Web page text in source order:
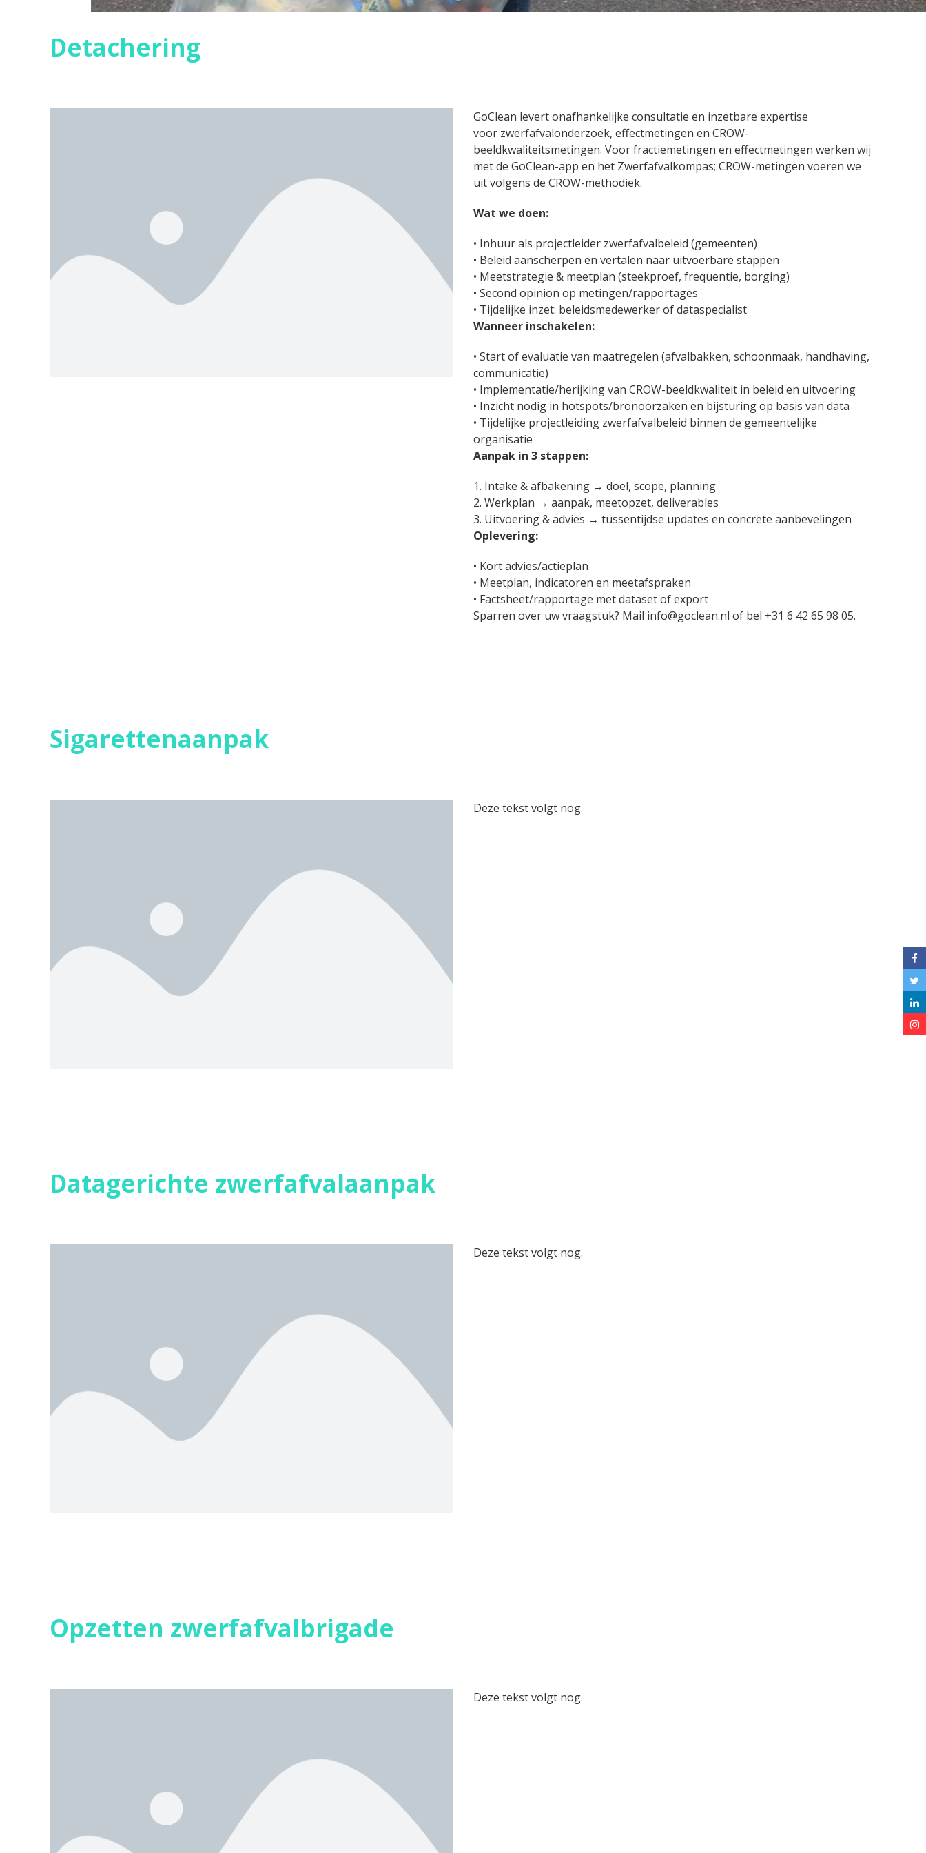
Detachering
GoClean levert onafhankelijke consultatie en inzetbare expertise
voor zwerfafvalonderzoek, effectmetingen en CROW-
beeldkwaliteitsmetingen. Voor fractiemetingen en effectmetingen werken wij
met de GoClean-app en het Zwerfafvalkompas; CROW-metingen voeren we
uit volgens de CROW-methodiek.
Wat we doen:
• Inhuur als projectleider zwerfafvalbeleid (gemeenten)
• Beleid aanscherpen en vertalen naar uitvoerbare stappen
• Meetstrategie & meetplan (steekproef, frequentie, borging)
• Second opinion op metingen/rapportages
• Tijdelijke inzet: beleidsmedewerker of dataspecialist
Wanneer inschakelen:
• Start of evaluatie van maatregelen (afvalbakken, schoonmaak, handhaving,
communicatie)
• Implementatie/herijking van CROW-beeldkwaliteit in beleid en uitvoering
• Inzicht nodig in hotspots/bronoorzaken en bijsturing op basis van data
• Tijdelijke projectleiding zwerfafvalbeleid binnen de gemeentelijke
organisatie
Aanpak in 3 stappen:
1. Intake & afbakening → doel, scope, planning
2. Werkplan → aanpak, meetopzet, deliverables
3. Uitvoering & advies → tussentijdse updates en concrete aanbevelingen
Oplevering:
• Kort advies/actieplan
• Meetplan, indicatoren en meetafspraken
• Factsheet/rapportage met dataset of export
Sparren over uw vraagstuk? Mail info@goclean.nl of bel +31 6 42 65 98 05.
Sigarettenaanpak
Deze tekst volgt nog.
Datagerichte zwerfafvalaanpak
Deze tekst volgt nog.
Opzetten zwerfafvalbrigade
Deze tekst volgt nog.